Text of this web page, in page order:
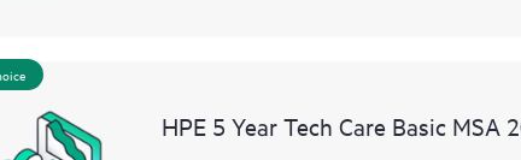
HPE 5 Year Tech Care Basic MSA